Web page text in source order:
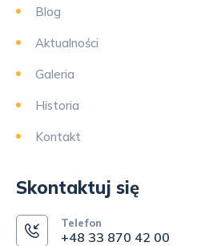
Blog
Aktualności
Galeria
Historia
Kontakt
Skontaktuj się
Telefon
+48 33 870 42 00